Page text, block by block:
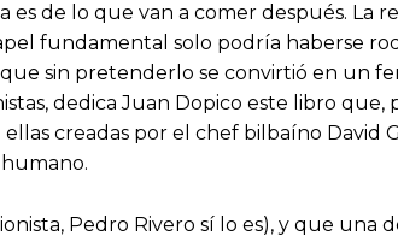
de lo que van a comer después. La
fundamental solo podría haberse
sin pretenderlo se convirtió en un
dedica Juan Dopico este libro
creadas por el chef bilbaíno David
Pedro Rivero sí lo es), y que una